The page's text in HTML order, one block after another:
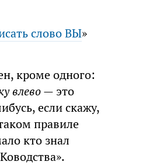
слово ВЫ»
кроме одного:
влево— это
если скажу,
правиле
кто знал